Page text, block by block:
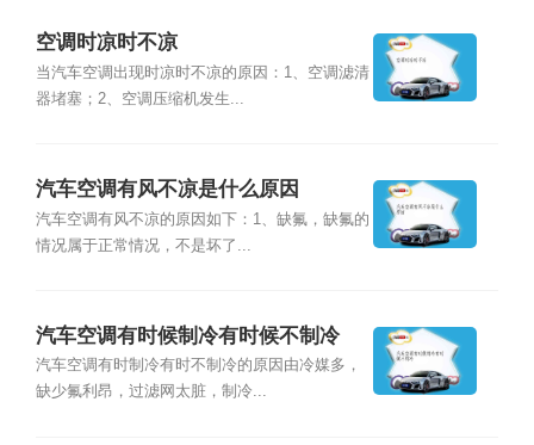
空调时凉时不凉
当汽车空调出现时凉时不凉的原因：1、空调滤清
器堵塞；2、空调压缩机发生...
汽车空调有风不凉是什么原因
汽车空调有风不凉的原因如下：1、缺氟，缺氟的
情况属于正常情况，不是坏了...
汽车空调有时候制冷有时候不制冷
汽车空调有时制冷有时不制冷的原因由冷媒多，
缺少氟利昂，过滤网太脏，制冷...